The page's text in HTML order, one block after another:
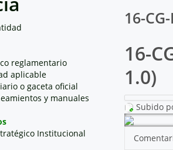
reglamentario
aplicable
o gaceta oficial
y manuales
Institucional
16-
16-
1.0)
Subido